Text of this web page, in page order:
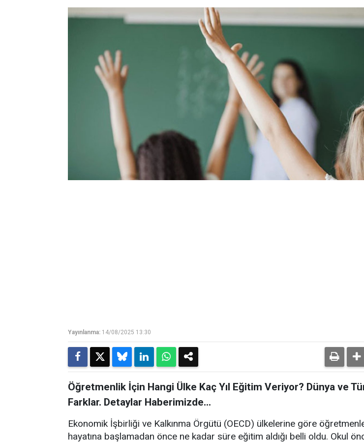
Yayınlanma: 14/08/2025 13:30
Öğretmenlik İçin Hangi Ülke Kaç Yıl Eğitim Veriyor? Dünya ve
Farklar. Detaylar Haberimizde...
Ekonomik İşbirliği ve Kalkınma Örgütü (OECD) ülkelerine göre
hayatına başlamadan önce ne kadar süre eğitim aldığı belli oldu. Okul